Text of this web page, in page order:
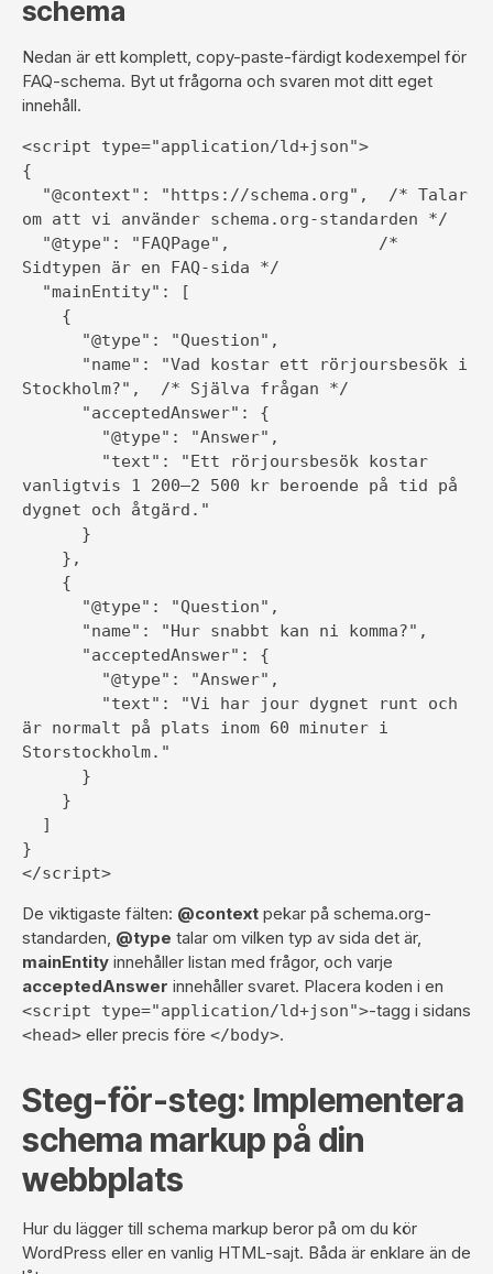
schema
Nedan är ett komplett, copy-paste-färdigt kodexempel för
FAQ-schema. Byt ut frågorna och svaren mot ditt eget
innehåll.
<script type="application/ld+json">
{
om att vi använder schema.org-standarden */
Sidtypen är en FAQ-sida */
Stockholm?",  /* Själva frågan */
vanligtvis 1 200–2 500 kr beroende på tid på
dygnet och åtgärd."
är normalt på plats inom 60 minuter i
Storstockholm."
}
</script>
De viktigaste fälten: @context pekar på schema.org-
standarden, @type talar om vilken typ av sida det är,
mainEntity innehåller listan med frågor, och varje
acceptedAnswer innehåller svaret. Placera koden i en
<script type="application/ld+json">-tagg i sidans
<head> eller precis före </body>.
Steg-för-steg: Implementera
schema markup på din
webbplats
Hur du lägger till schema markup beror på om du kör
WordPress eller en vanlig HTML-sajt. Båda är enklare än de